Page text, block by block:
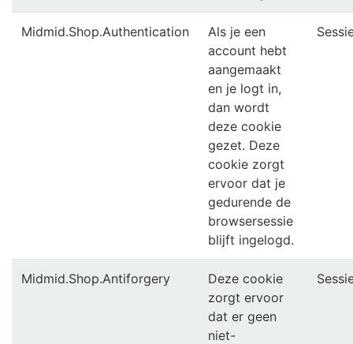
Midmid.Shop.Authentication
Als je een
account hebt
aangemaakt
en je logt in,
dan wordt
deze cookie
gezet. Deze
cookie zorgt
ervoor dat je
gedurende de
browsersessie
blijft ingelogd.
Midmid.Shop.Antiforgery
Deze cookie
zorgt ervoor
dat er geen
niet-